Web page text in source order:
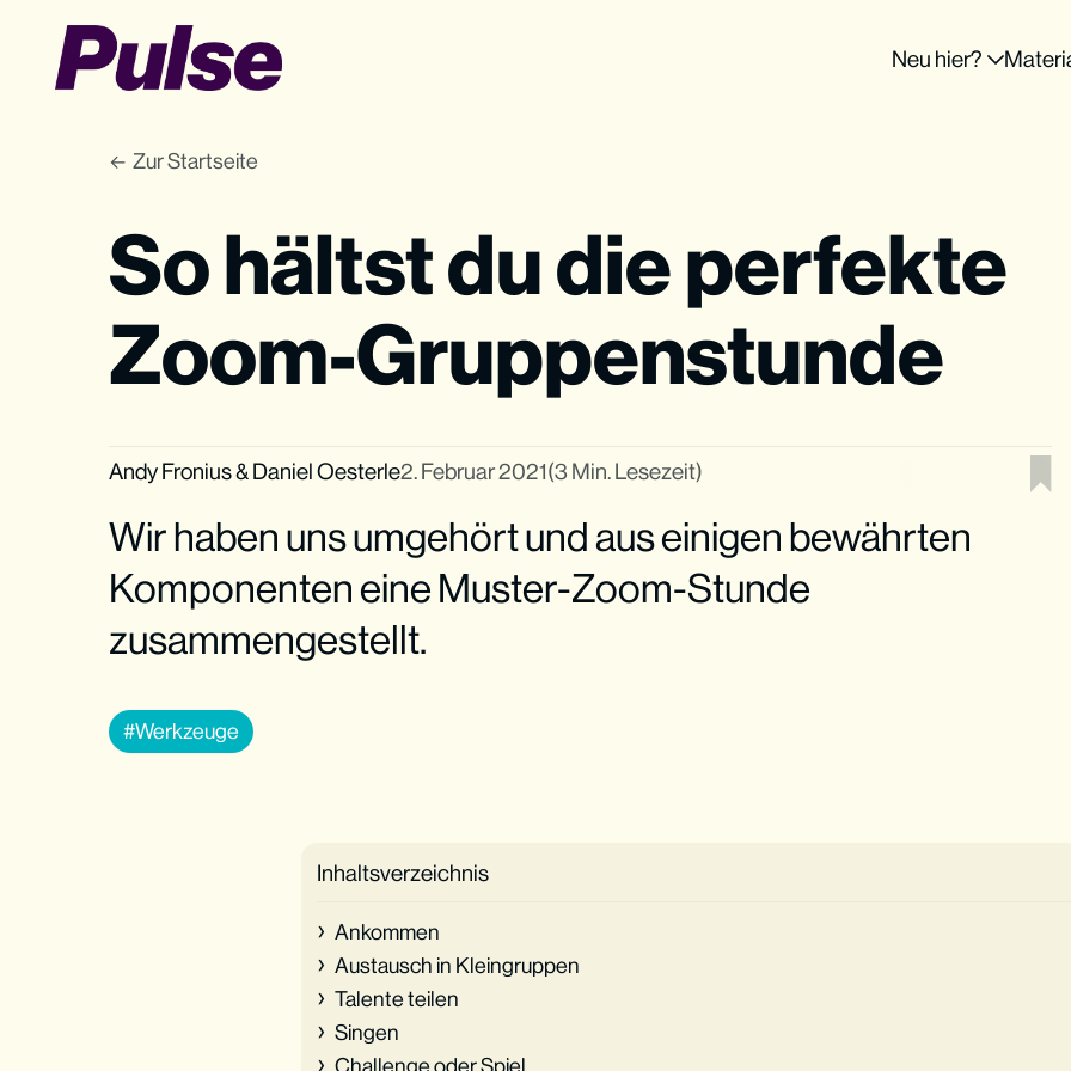
Neu hier?
Zur Startseite
So hältst du die perfekte
Zoom-Gruppenstunde
Andy Fronius&Daniel Oesterle2. Februar 2021(3 Min. Lesezeit)
Wir haben uns umgehört und aus einigen bewährten
Komponenten eine Muster-Zoom-Stunde
zusammengestellt.
Werkzeuge
Inhaltsverzeichnis
Ankommen
Austausch in Kleingruppen
Talente teilen
Singen
Challenge oder Spiel